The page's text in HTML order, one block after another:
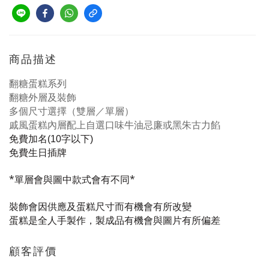
商品描述
翻糖蛋糕系列
翻糖外層及裝飾
多個尺寸選擇（雙層／單層）
戚風蛋糕內層配上自選口味牛油忌廉或黑朱古力餡
免費加名(10字以下)
免費生日插牌
*單層會與圖中款式會有不同*
裝飾會因供應及蛋糕尺寸而有機會有所改變
蛋糕是全人手製作，製成品有機會與圖片有所偏差
顧客評價